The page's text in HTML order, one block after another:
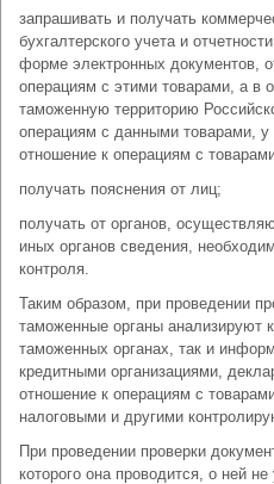
запрашивать и получать
бухгалтерского учета и
форме электронных документов,
операциям с этими товарами, а в
таможенную территорию
операциям с данными товарами,
отношение к операциям с
получать пояснения от лиц;
получать от органов,
иных органов сведения,
контроля.
Таким образом, при проведении
таможенные органы
таможенных органах, так и
кредитными организациями,
отношение к операциям с
налоговыми и другими
При проведении проверки
которого она проводится, о ней